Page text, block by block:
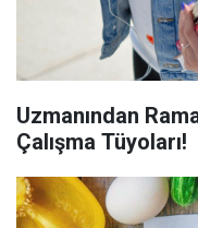
Uzmanından
Çalışma Tüyoları!